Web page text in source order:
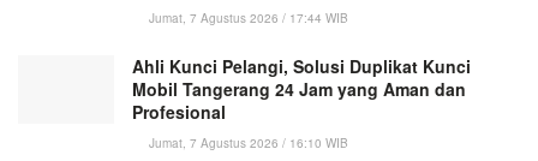
Jumat, 7 Agustus 2026 / 17:44 WIB
Ahli Kunci Pelangi, Solusi Duplikat Kunci
Mobil Tangerang 24 Jam yang Aman dan
Profesional
Jumat, 7 Agustus 2026 / 16:10 WIB